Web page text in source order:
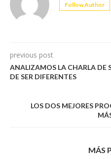
Follow Author
previous post
ANALIZAMOS LA CHARLA DE
DE SER DIFERENTES
LOS DOS MEJORES
MÁS